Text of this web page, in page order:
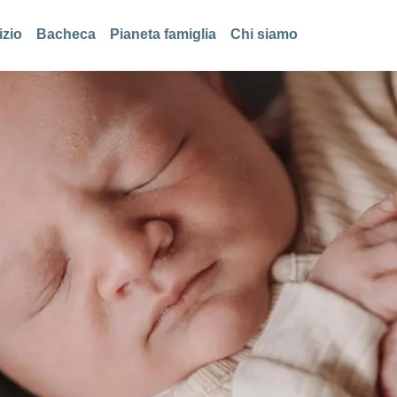
Bacheca Pianeta famiglia Chi siamo